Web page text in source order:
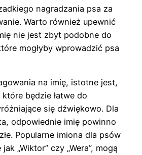
nagradzania psa za
Warto również upewnić
nie jest zbyt podobne do
mogłyby wprowadzić psa
na imię, istotne jest,
będzie łatwe do
się dźwiękowo. Dla
odpowiednie imię powinno
Popularne imiona dla psów
„Wiktor” czy „Wera”, mogą